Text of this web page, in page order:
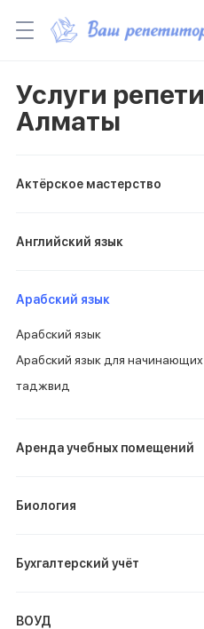
Услуги репетиторов в
Алматы
Актёрское мастерство
Английский язык
Арабский язык
Арабский язык
Арабский язык для начинающих
таджвид
Аренда учебных помещений
Биология
Бухгалтерский учёт
ВОУД